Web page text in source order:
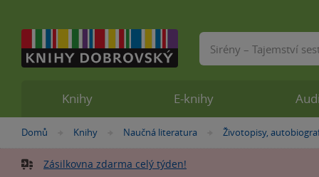
Nacházíte
zde:
Domů »
Knihy »
Naučná literatura »
Životopisy,
Zásilkovna zdarma celý týden!
Knihy E-knihy
Vyhledávání